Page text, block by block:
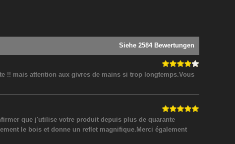
Siehe 2584 Bewertungen
!! mais attention aux givres de mains si trop longtemps.Vous
que j'utilise votre produit depuis plus de quarante
le bois et donne un reflet magnifique.Merci également